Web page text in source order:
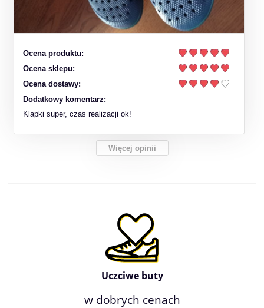
Ocena produktu:
Ocena sklepu:
Ocena dostawy:
Dodatkowy komentarz:
Klapki super, czas realizacji ok!
Więcej opinii
Uczciwe buty
w dobrych cenach